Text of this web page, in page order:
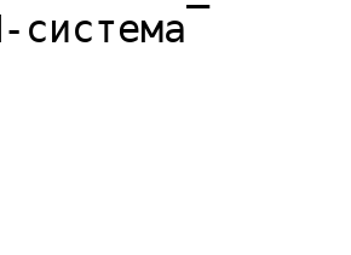
система